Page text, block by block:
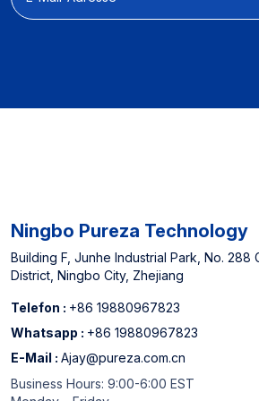
【Herstellerfahrung】】
Ningbo Pureza Technology
Building F, Junhe Industrial Park, No. 288
District, Ningbo City, Zhejiang
Telefon : +86 19880967823
Whatsapp : +86 19880967823
E-Mail : Ajay@pureza.com.cn
Business Hours: 9:00-6:00 EST